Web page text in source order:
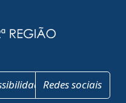
Redes sociais